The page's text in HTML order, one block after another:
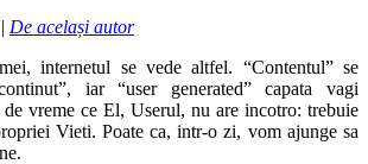
| De același autor
internetul se vede altfel. “Contentul” se
iar “user generated” capata vagi
vreme ce El, Userul, nu are incotro: trebuie
Vieti. Poate ca, intr-o zi, vom ajunge sa